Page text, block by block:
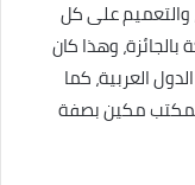
والتعميم على كل
وهذا كان
العربية، كما
لمكتب مكين بصفة